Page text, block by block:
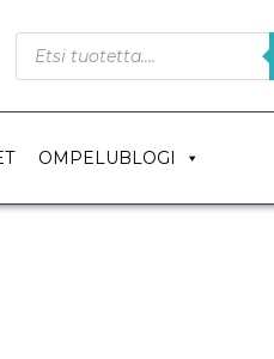
OMPELUBLOGI